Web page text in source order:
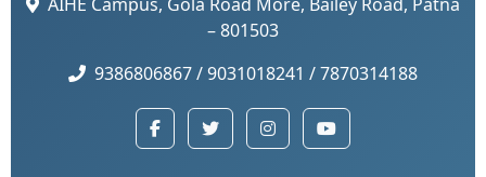
– 801503
9386806867 / 9031018241 / 7870314188